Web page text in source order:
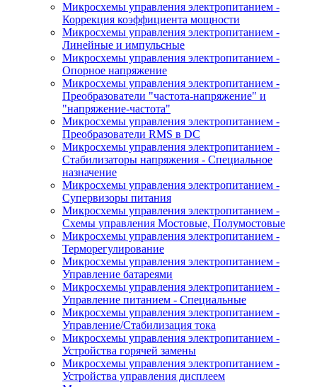
Микросхемы управления электропитанием -
Коррекция коэффициента мощности
Микросхемы управления электропитанием -
Линейные и импульсные
Микросхемы управления электропитанием -
Опорное напряжение
Микросхемы управления электропитанием -
Преобразователи "частота-напряжение" и
"напряжение-частота"
Микросхемы управления электропитанием -
Преобразователи RMS в DC
Микросхемы управления электропитанием -
Стабилизаторы напряжения - Специальное
назначение
Микросхемы управления электропитанием -
Супервизоры питания
Микросхемы управления электропитанием -
Схемы управления Мостовые, Полумостовые
Микросхемы управления электропитанием -
Терморегулирование
Микросхемы управления электропитанием -
Управление батареями
Микросхемы управления электропитанием -
Управление питанием - Специальные
Микросхемы управления электропитанием -
Управление/Стабилизация тока
Микросхемы управления электропитанием -
Устройства горячей замены
Микросхемы управления электропитанием -
Устройства управления дисплеем